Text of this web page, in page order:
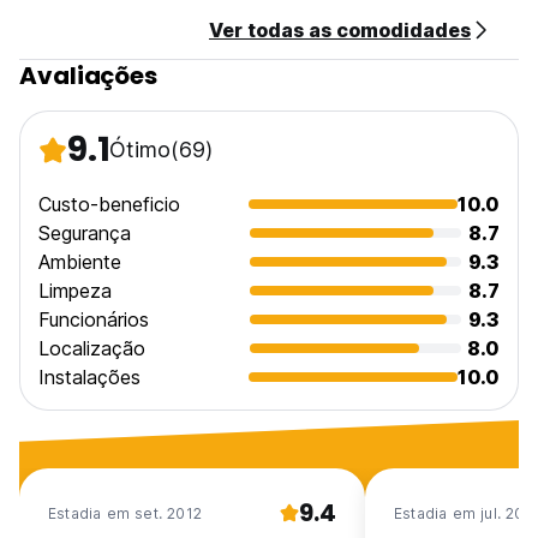
Ver todas as comodidades
Avaliações
9.1Ótimo(69)
Custo-beneficio
10.0
Segurança
8.7
Ambiente
9.3
Limpeza
8.7
Funcionários
9.3
Localização
8.0
Instalações
10.0
Estadia em set. 2012 9.4 Estadia em jul.